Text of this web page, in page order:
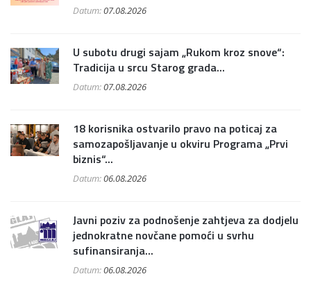
Datum:07.08.2026
U subotu drugi sajam „Rukom kroz snove“:
Tradicija u srcu Starog grada...
Datum:07.08.2026
18 korisnika ostvarilo pravo na poticaj za
samozapošljavanje u okviru Programa „Prvi
biznis“...
Datum:06.08.2026
Javni poziv za podnošenje zahtjeva za dodjelu
jednokratne novčane pomoći u svrhu
sufinansiranja...
Datum:06.08.2026